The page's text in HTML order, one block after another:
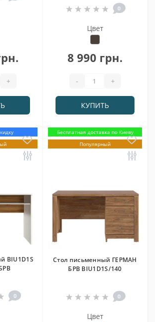
+
0
Цвет
8 990 грн.
- +
КУПИТЬ
BIU1D1S
0
Бесплатная доставка по Киеву
Популярный
Стол письменный ГЕРМАН
БРВ BIU1D1S/140
0
Цвет